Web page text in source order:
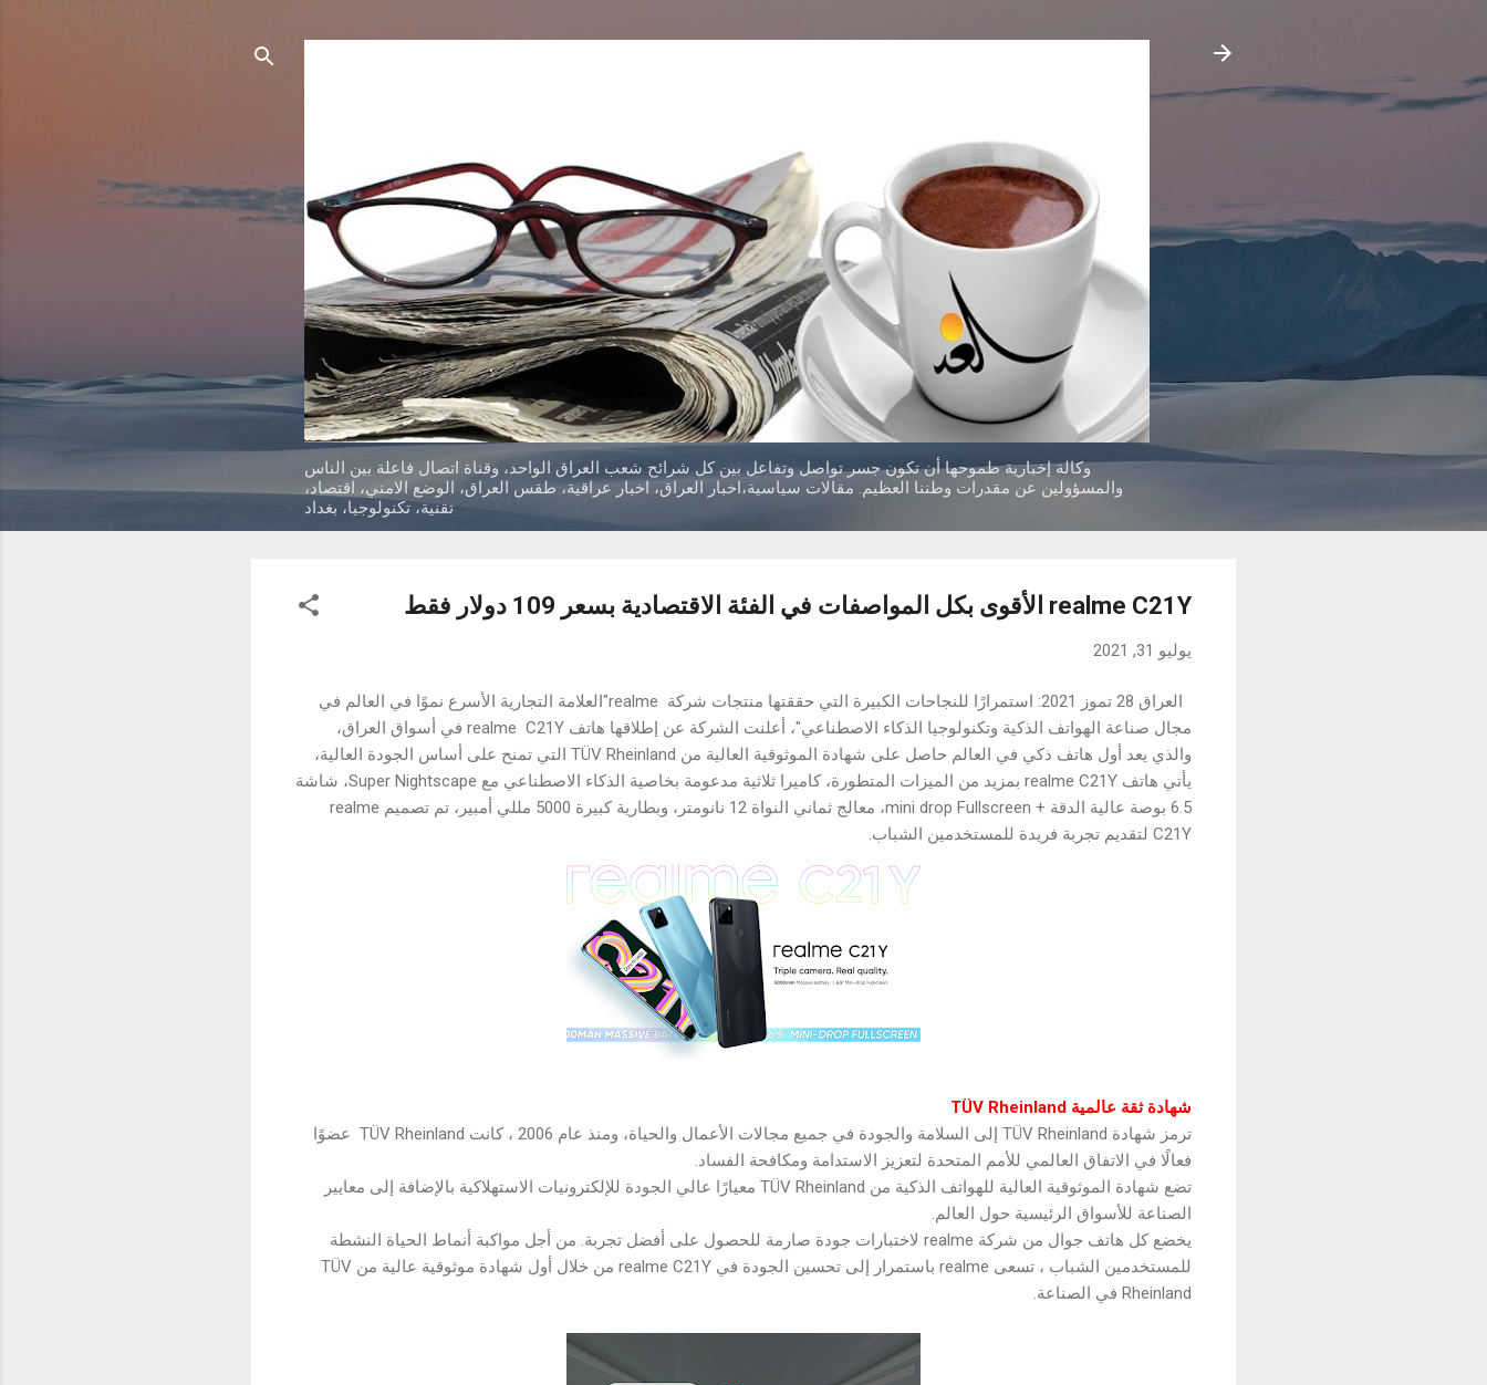
وكالة إخبارية طموحها أن تكون جسر تواصل وتفاعل بين كل شرائح شعب العراق الواحد، وقناة اتصال فاعلة بين الناس
والمسؤولين عن مقدرات وطننا العظيم. مقالات سياسية،اخبار العراق، اخبار عراقية، طقس العراق، الوضع الامني، اقتصاد،
تقنية، تكنولوجيا، بغداد
realme C21Y الأقوى بكل المواصفات في الفئة الاقتصادية بسعر 109 دولار فقط
يوليو 31, 2021
العراق 28 تموز 2021: استمرارًا للنجاحات الكبيرة التي حققتها منتجات شركة realme"العلامة التجارية الأسرع نموًا في العالم في
مجال صناعة الهواتف الذكية وتكنولوجيا الذكاء الاصطناعي"، أعلنت الشركة عن إطلاقها هاتف realme C21Y في أسواق العراق،
والذي يعد أول هاتف ذكي في العالم حاصل على شهادة الموثوقية العالية من TÜV Rheinland التي تمنح على أساس الجودة العالية،
يأتي هاتف realme C21Y بمزيد من الميزات المتطورة، كاميرا ثلاثية مدعومة بخاصية الذكاء الاصطناعي مع Super Nightscape، شاشة
6.5 بوصة عالية الدقة + mini drop Fullscreen، معالج ثماني النواة 12 نانومتر، وبطارية كبيرة 5000 مللي أمبير، تم تصميم realme
C21Y لتقديم تجربة فريدة للمستخدمين الشباب.
شهادة ثقة عالمية TÜV Rheinland
ترمز شهادة TÜV Rheinland إلى السلامة والجودة في جميع مجالات الأعمال والحياة، ومنذ عام 2006 ، كانت TÜV Rheinland عضوًا
فعالًا في الاتفاق العالمي للأمم المتحدة لتعزيز الاستدامة ومكافحة الفساد.
تضع شهادة الموثوقية العالية للهواتف الذكية من TÜV Rheinland معيارًا عالي الجودة للإلكترونيات الاستهلاكية بالإضافة إلى معايير
الصناعة للأسواق الرئيسية حول العالم.
يخضع كل هاتف جوال من شركة realme لاختبارات جودة صارمة للحصول على أفضل تجربة. من أجل مواكبة أنماط الحياة النشطة
للمستخدمين الشباب ، تسعى realme باستمرار إلى تحسين الجودة في realme C21Y من خلال أول شهادة موثوقية عالية من TÜV
Rheinland في الصناعة.